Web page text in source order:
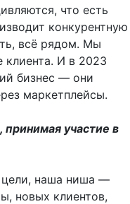
что есть
конкурентную
всё рядом. Мы
И в 2023
бизнес — они
маркетплейсы.
участие в
наша ниша —
новых клиентов,